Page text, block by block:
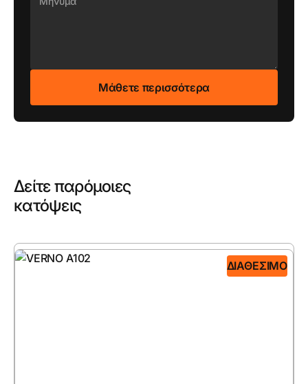
Δείτε παρόμοιες
κατόψεις
ΔΙΑΘΈΣΙΜΟ